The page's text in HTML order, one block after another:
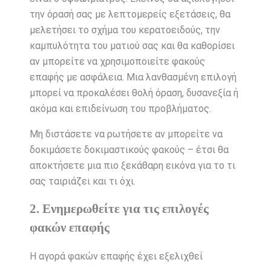
την όρασή σας με λεπτομερείς εξετάσεις, θα
μελετήσει το σχήμα του κερατοειδούς, την
καμπυλότητα του ματιού σας και θα καθορίσει
αν μπορείτε να χρησιμοποιείτε φακούς
επαφής με ασφάλεια. Μια λανθασμένη επιλογή
μπορεί να προκαλέσει θολή όραση, δυσανεξία ή
ακόμα και επιδείνωση του προβλήματος.
Μη διστάσετε να ρωτήσετε αν μπορείτε να
δοκιμάσετε δοκιμαστικούς φακούς – έτσι θα
αποκτήσετε μια πιο ξεκάθαρη εικόνα για το τι
σας ταιριάζει και τι όχι.
2. Ενημερωθείτε για τις επιλογές
φακών επαφής
Η αγορά φακών επαφής έχει εξελιχθεί